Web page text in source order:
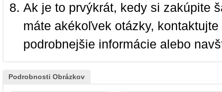
Ak je to prvýkrát, kedy si zakúpite
máte akékoľvek otázky,
podrobnejšie informácie alebo
Podrobnosti Obrázkov